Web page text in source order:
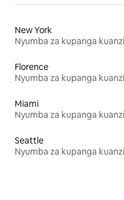
New York
Florence
Miami
Seattle